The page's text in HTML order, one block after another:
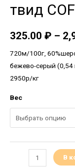
твид
325.00 ₽ –
720м/100г,
бежево-серый
2950р/кг
Вес
В